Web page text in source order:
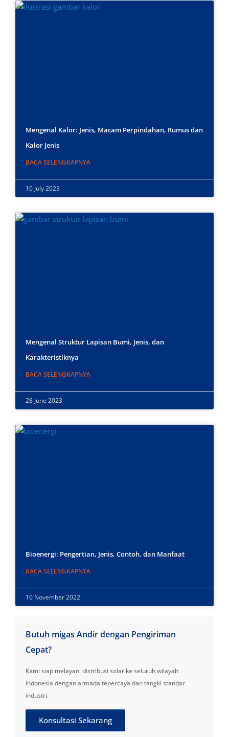
Mengenal Kalor: Jenis, Macam Perpindahan, Rumus dan
Kalor Jenis
BACA SELENGKAPNYA
10 July 2023
Mengenal Struktur Lapisan Bumi, Jenis, dan
Karakteristiknya
BACA SELENGKAPNYA
28 June 2023
Bioenergi: Pengertian, Jenis, Contoh, dan Manfaat
BACA SELENGKAPNYA
10 November 2022
Butuh migas Andir dengan Pengiriman
Cepat?
Kami siap melayani distribusi solar ke seluruh wilayah
Indonesia dengan armada tepercaya dan tangki standar
industri.
Konsultasi Sekarang